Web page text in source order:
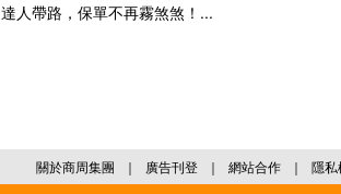
達人帶路，保單不再霧煞煞！...
關於商周集團 ｜ 廣告刊登 ｜ 網站合作 ｜ 隱私